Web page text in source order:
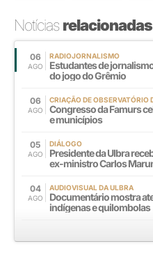
Notíciasrelacionadas
06
AGO
RADIOJORNALISMO
Estudantes de
do jogo do Grêmio
06
AGO
CRIAÇÃO DE OBSERVATÓRIO
Congresso da Famurs
e municípios
05
AGO
DIÁLOGO
Presidente da Ulbra
ex-ministro Carlos
04
AGO
AUDIOVISUAL DA ULBRA
Documentário mostra
indígenas e quilombolas